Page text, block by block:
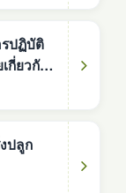
รปฏิบัติ
กี่ยวกับ
ปลูก